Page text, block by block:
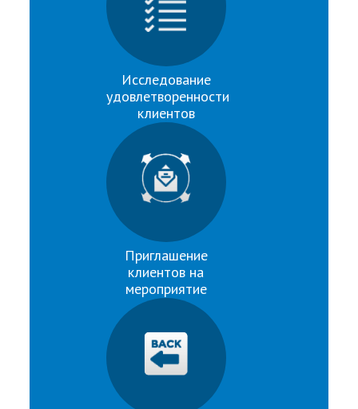
Исследование
удовлетворенности
клиентов
Приглашение
клиентов на
мероприятие